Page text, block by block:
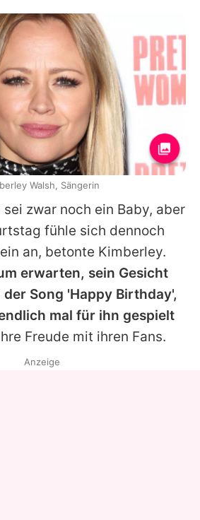
zwar noch ein Baby, aber
fühle sich dennoch
an, betonte Kimberley.
erwarten, sein Gesicht
Song 'Happy Birthday',
mal für ihn gespielt
Freude mit ihren Fans.
Walsh, Sängerin
Anzeige